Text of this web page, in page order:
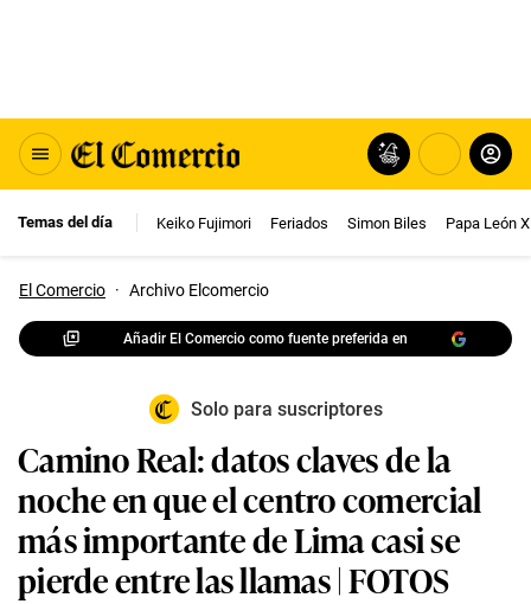
Temas del día Keiko Fujimori Feriados Simon Biles Papa León
El Comercio · Archivo Elcomercio
Añadir El Comercio como fuente preferida en
Solo para suscriptores
Camino Real: datos claves de la
noche en que el centro comercial
más importante de Lima casi se
pierde entre las llamas | FOTOS